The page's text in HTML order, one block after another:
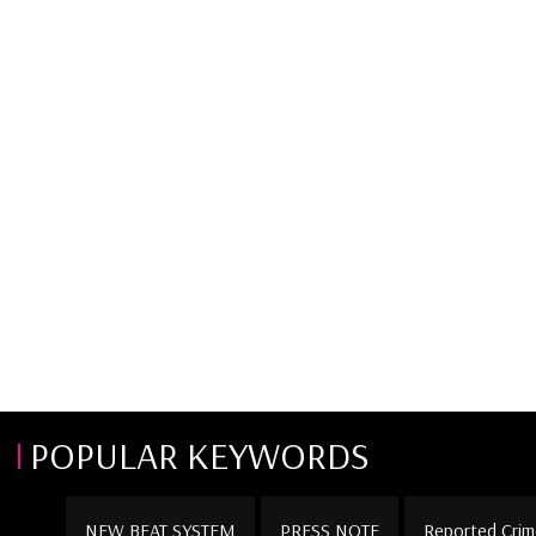
POPULAR KEYWORDS
NEW BEAT SYSTEM PRESS NOTE Reported